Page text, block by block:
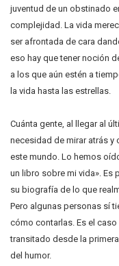
juventud de un obstinado
complejidad. La vida
ser afrontada de cara
eso hay que tener noción
a los que aún estén a
la vida hasta las estrellas.
Cuánta gente, al llegar al
necesidad de mirar atrás
este mundo. Lo hemos
un libro sobre mi vida». Es
su biografía de lo que
Pero algunas personas sí
cómo contarlas. Es el
transitado desde la
del humor.